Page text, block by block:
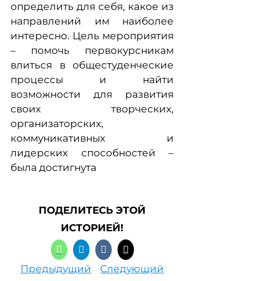
определить для себя, какое из
направлений им наиболее
интересно. Цель мероприятия
– помочь первокурсникам
влиться в общестуденческие
процессы и найти
возможности для развития
своих творческих,
организаторских,
коммуникативных и
лидерских способностей –
была достигнута
ПОДЕЛИТЕСЬ ЭТОЙ
ИСТОРИЕЙ!
Предыдущий Следующий